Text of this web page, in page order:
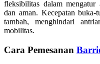
fleksibilitas dalam mengatur
dan aman. Kecepatan
tambah, menghindari
mobilitas.
Cara Pemesanan